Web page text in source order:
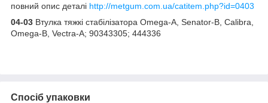
повний опис деталі http://metgum.com.ua/catitem.php?id=0403
04-03 Втулка тяжкі стабілізатора Omega-A, Senator-B, Calibra,
Omega-B, Vectra-A; 90343305; 444336
Спосіб упаковки